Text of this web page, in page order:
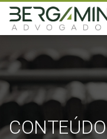
CONTEÚDO